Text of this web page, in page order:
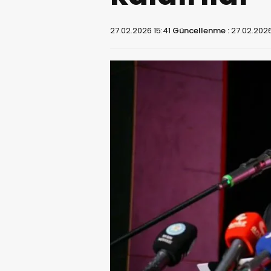
27.02.2026 15:41 Güncellenme :